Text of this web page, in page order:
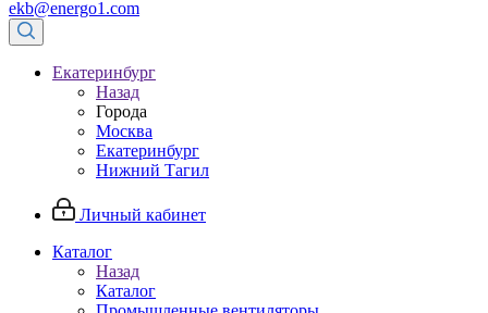
ekb@energo1.com
Екатеринбург
Назад
Города
Москва
Екатеринбург
Нижний Тагил
Личный кабинет
Каталог
Назад
Каталог